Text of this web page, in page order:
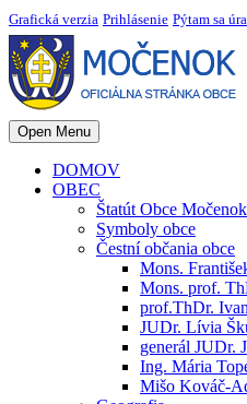
Grafická verzia Prihlásenie Pýtam sa
Open Menu
DOMOV
OBEC
Štatút Obce Močenok
Symboly obce
Čestní občania obce
Mons.
Mons. prof.
prof.ThDr.
JUDr. Lívia
generál JUDr.
Ing. Mária
Mišo Kováč-